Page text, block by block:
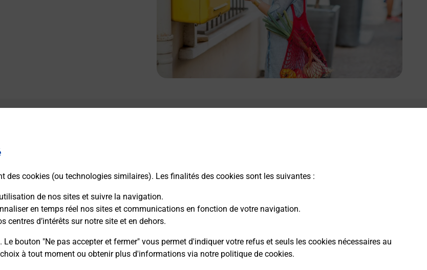
des cookies (ou technologies similaires). Les finalités des cookies sont les suivantes :
de nos sites et suivre la navigation.
en temps réel nos sites et communications en fonction de votre navigation.
centres d’intérêts sur notre site et en dehors.
bouton "Ne pas accepter et fermer" vous permet d'indiquer votre refus et seuls les cookies nécessaires au
à tout moment ou obtenir plus d'informations via notre politique de cookies.
1111 Route De Molinet
Saint Leger Sur Vouzance